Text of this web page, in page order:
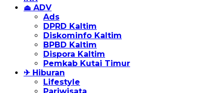
⏏ ADV
Ads
DPRD Kaltim
Diskominfo Kaltim
BPBD Kaltim
Dispora Kaltim
Pemkab Kutai Timur
✈ Hiburan
Lifestyle
Pariwisata